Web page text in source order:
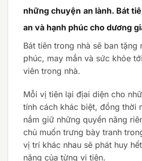
những chuyện an lành. Bát
an và hạnh phúc cho dương
Bát tiên trong nhà sẽ ban tặng
phúc, may mắn và sức khỏe
viên trong nhà.
Mỗi vị tiên lại địai diện cho
tính cách khác biệt, đồng thời
nắm giữ những quyền năng
chủ muốn trưng bày tranh
vị trí khác nhau sẽ phát huy
năng của từng vị tiên.